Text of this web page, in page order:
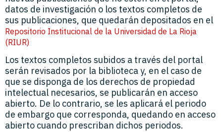
datos de investigación o los textos completos de
sus publicaciones, que quedarán depositados en el
Repositorio Institucional de la Universidad de La Rioja
(RIUR)
Los textos completos subidos a través del portal
serán revisados por la biblioteca y, en el caso de
que se disponga de los derechos de propiedad
intelectual necesarios, se publicarán en acceso
abierto. De lo contrario, se les aplicará el periodo
de embargo que corresponda, quedando en acceso
abierto cuando prescriban dichos periodos.